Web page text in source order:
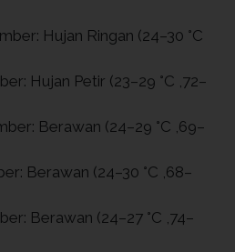
Hujan Ringan (24–30 °C
Hujan Petir (23–29 °C ,72–
Berawan (24–29 °C ,69–
Berawan (24–30 °C ,68–
Berawan (24–27 °C ,74–